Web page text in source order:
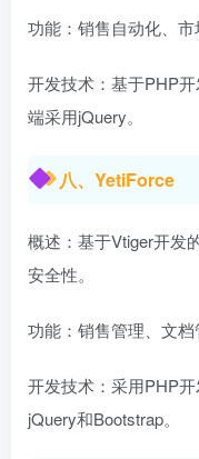
功能：销售自动化、市
开发技术：基于PHP
端采用jQuery。
八、YetiForce
概述：基于Vtiger开发
安全性。
功能：销售管理、文档
开发技术：采用PHP
jQuery和Bootstrap。